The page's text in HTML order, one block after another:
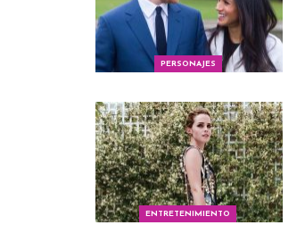
PERSONAJES
ENTRETENIMIENTO